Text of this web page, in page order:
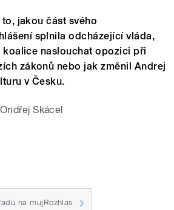
jakou část svého
splnila odcházející vláda,
koalice naslouchat opozici při
zákonů nebo jak změnil Andrej
v Česku.
Ondřej Skácel
na mujRozhlas